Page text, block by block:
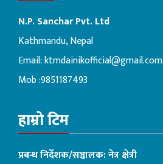
N.P. Sanchar Pvt. Ltd
Kathmandu, Nepal
Email:ktmdainikofficial@gmail.com
Mob :9851187493
हाम्रो टिम
प्रबन्ध निर्देशक/सञ्चालक: नेत्र क्षेत्री